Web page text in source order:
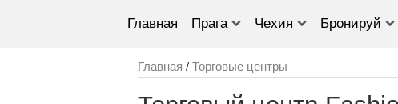
Главная Прага Чехия Бронируй
Главная / Торговые центры